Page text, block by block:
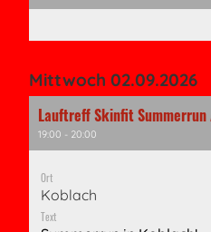
Mittwoch 02.09.2026
Lauftreff Skinfit Summerrun
19:00 - 20:00
Ort
Koblach
Text